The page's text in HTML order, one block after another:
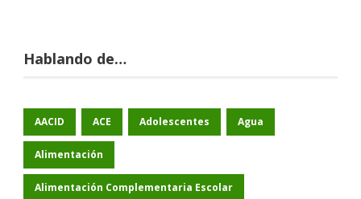
Hablando de…
AACID ACE Adolescentes Agua
Alimentación
Alimentación Complementaria Escolar